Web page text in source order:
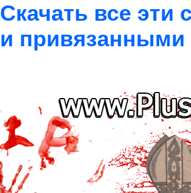
Скачать все
и